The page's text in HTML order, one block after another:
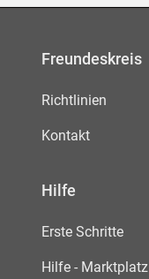
Freundeskreis
Richtlinien
Kontakt
Hilfe
Erste Schritte
Hilfe - Marktplatz